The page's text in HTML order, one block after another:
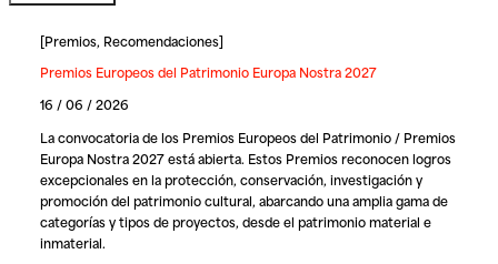
[Premios, Recomendaciones]
Premios Europeos del Patrimonio Europa Nostra 2027
16 / 06 / 2026
La convocatoria de los Premios Europeos del Patrimonio / Premios
Europa Nostra 2027está abierta. Estos Premios reconocen logros
excepcionales en la protección, conservación, investigación y
promoción del patrimonio cultural, abarcando una amplia gama de
categorías y tipos de proyectos, desde el patrimonio material e
inmaterial.